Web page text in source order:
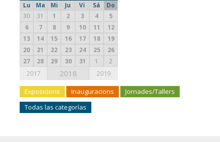
Lu Ma Mi Ju Vi Sá
Do
30
31 1 2 3 4
5
6
7 8 9 10 11
12
13
14 15 16 17 18
19
20
21 22 23 24 25
26
27
28 29 30 31 1 2
2017 2018 2019
Exposicions Inauguracions
Jornades/Tallers
Todas las categorías